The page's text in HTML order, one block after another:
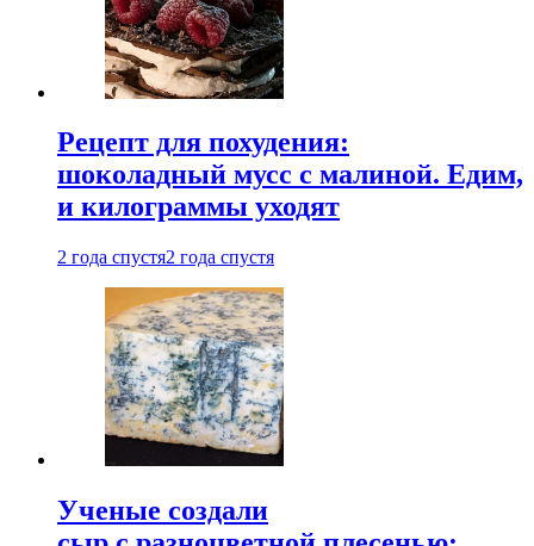
Рецепт для похудения:
шоколадный мусс с малиной. Едим,
и килограммы уходят
2 года спустя2 года спустя
Ученые создали